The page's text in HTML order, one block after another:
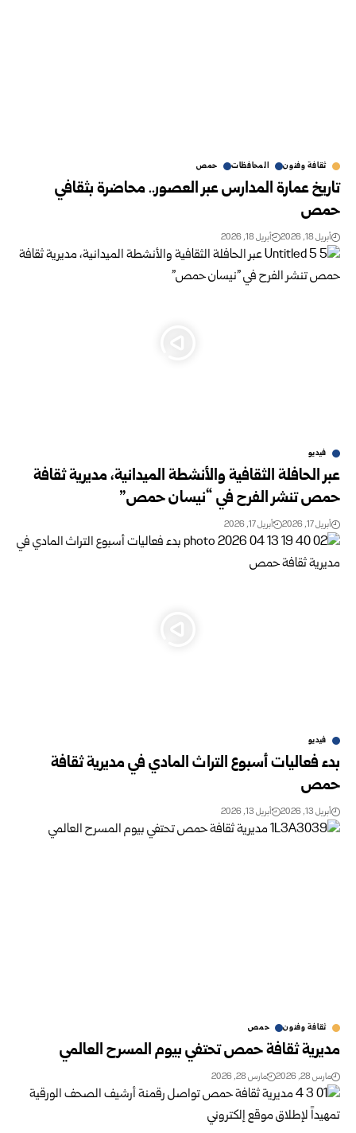
ثقافة وفنون المحافظات حمص
تاريخ عمارة المدارس عبر العصور.. محاضرة بثقافي
حمص
أبريل 18, 2026 أبريل 18, 2026
فيديو
عبر الحافلة الثقافية والأنشطة الميدانية، مديرية ثقافة
حمص تنشر الفرح في “نيسان حمص”
أبريل 17, 2026 أبريل 17, 2026
فيديو
بدء فعاليات أسبوع التراث المادي في مديرية ثقافة
حمص
أبريل 13, 2026 أبريل 13, 2026
ثقافة وفنون حمص
مديرية ثقافة حمص تحتفي بيوم المسرح العالمي
مارس 28, 2026 مارس 28, 2026